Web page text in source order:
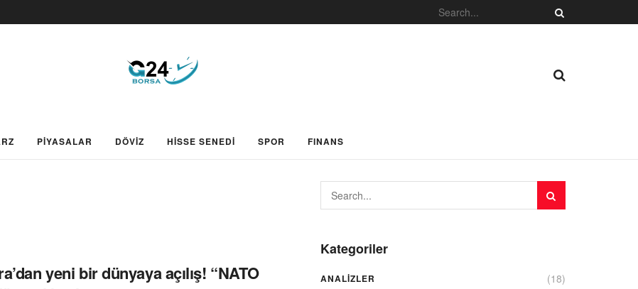
PİYASALAR DÖVİZ HİSSE SENEDİ SPOR FINANS
yeni bir dünyaya açılış! “NATO
Kategoriler
ANALIZLER (18)